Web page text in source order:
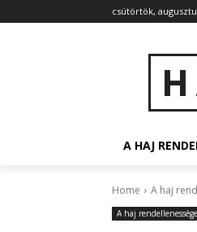
csütörtök,
A HAJ
Home A haj
A haj